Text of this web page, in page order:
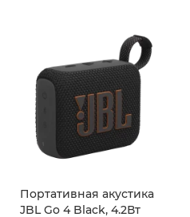
Портативная акустика
JBL Go 4 Black, 4.2Вт